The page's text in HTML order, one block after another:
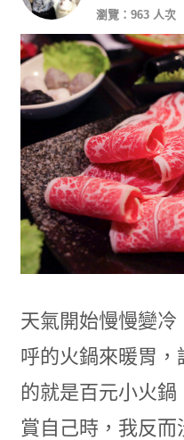
瀏覽：963 人次
天氣開始慢慢變
呼的火鍋來暖胃
的就是百元小火
賞自己時，我反